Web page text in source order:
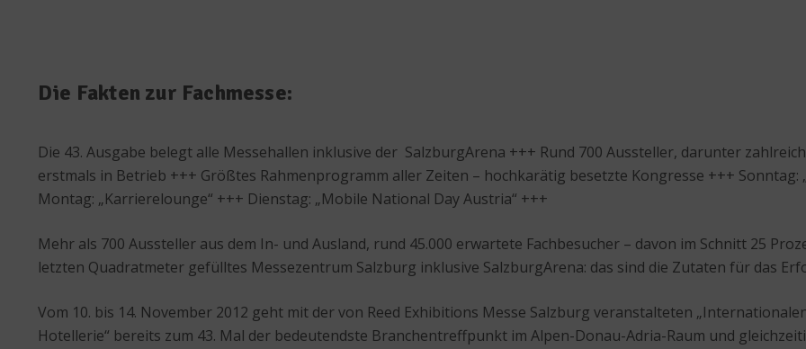
Die Fakten zur Fachmesse:
Die 43. Ausgabe belegt alle Messehallen inklusive der SalzburgArena +++ Rund 700 Aussteller, darunter
erstmals in Betrieb +++ Größtes Rahmenprogramm aller Zeiten – hochkarätig besetzte Kongresse +++
Montag: „Karrierelounge“ +++ Dienstag: „Mobile National Day Austria“ +++
Mehr als 700 Aussteller aus dem In- und Ausland, rund 45.000 erwartete Fachbesucher – davon im Schnitt 25
letzten Quadratmeter gefülltes Messezentrum Salzburg inklusive SalzburgArena: das sind die Zutaten für das
Vom 10. bis 14. November 2012 geht mit der von Reed Exhibitions Messe Salzburg veranstalteten
Hotellerie“ bereits zum 43. Mal der bedeutendste Branchentreffpunkt im Alpen-Donau-Adria-Raum und